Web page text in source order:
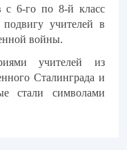
с 6-го по 8-й класс
подвигу учителей в
войны.
учителей из
Сталинграда и
стали символами